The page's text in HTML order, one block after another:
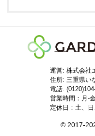
運営: 株式会社
住所: 三重県い
電話:
営業時間：月-
定休日：土、
© 2017-